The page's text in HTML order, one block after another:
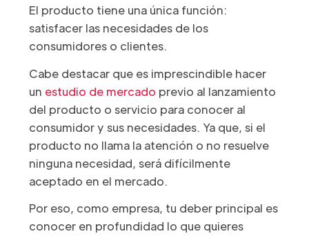
El producto tiene una única función:
satisfacer las necesidades de los
consumidores o clientes.
Cabe destacar que es imprescindible hacer
un estudio de mercado previo al lanzamiento
del producto o servicio para conocer al
consumidor y sus necesidades. Ya que, si el
producto no llama la atención o no resuelve
ninguna necesidad, será difícilmente
aceptado en el mercado.
Por eso, como empresa, tu deber principal es
conocer en profundidad lo que quieres